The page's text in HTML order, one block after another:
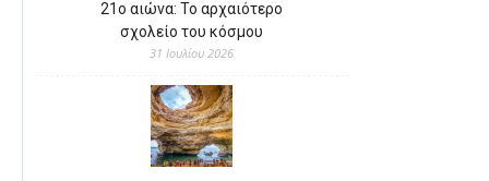
21ο αιώνα: Το αρχαιότερο
σχολείο του κόσμου
31 Ιουλίου 2026